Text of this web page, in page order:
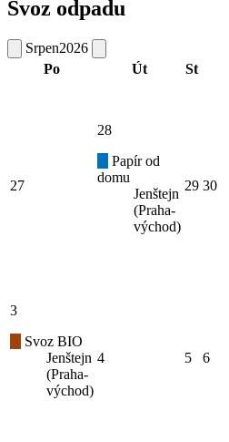
Svoz odpadu
Srpen2026
Po
Út St
27
28
Papír od
domu
Jenštejn
(Praha-
východ)
29 30
3
Svoz BIO
Jenštejn
(Praha-
východ)
4 5 6